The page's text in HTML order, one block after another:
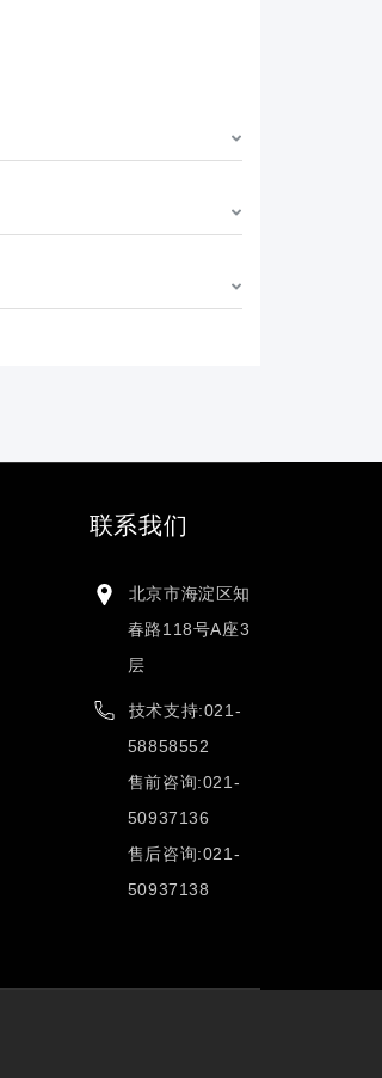
联系我们
北京市海淀区知
春路118号A座3
层
技术支持:021-
58858552
售前咨询:021-
50937136
售后咨询:021-
50937138